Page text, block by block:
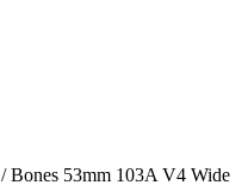
/ Bones 53mm 103A V4 Wide